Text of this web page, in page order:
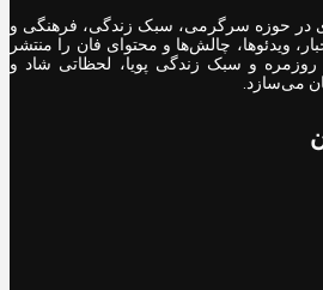
سال ۱۳۹۰ رسانه‌ای در حوزه سرگرمی، سبک زندگی، فرهنگی و
ویدئوها، چالش‌ها و محتوای فان را منتشر
روزمره و سبک زندگی پویا، لحظاتی شاد و
می‌سازد.